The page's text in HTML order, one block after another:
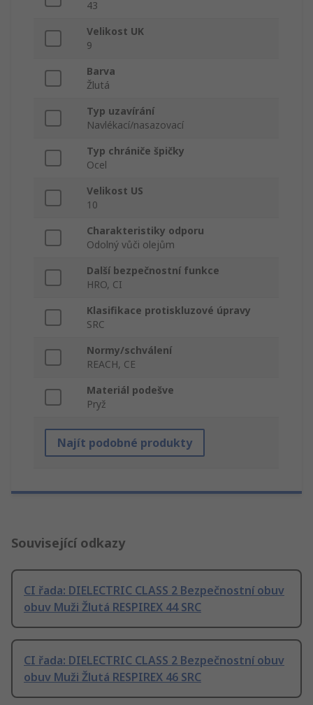
43
Velikost UK
9
Barva
Žlutá
Typ uzavírání
Navlékací/nasazovací
Typ chrániče špičky
Ocel
Velikost US
10
Charakteristiky odporu
Odolný vůči olejům
Další bezpečnostní funkce
HRO, CI
Klasifikace protiskluzové úpravy
SRC
Normy/schválení
REACH, CE
Materiál podešve
Pryž
Najít podobné produkty
Související odkazy
CI řada: DIELECTRIC CLASS 2 Bezpečnostní obuv
obuv Muži Žlutá RESPIREX 44 SRC
CI řada: DIELECTRIC CLASS 2 Bezpečnostní obuv
obuv Muži Žlutá RESPIREX 46 SRC